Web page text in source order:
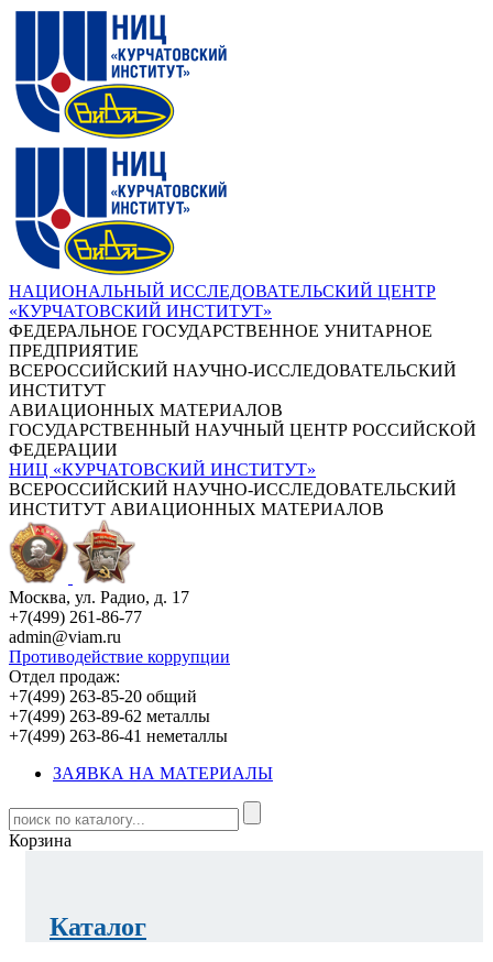
НАЦИОНАЛЬНЫЙ ИССЛЕДОВАТЕЛЬСКИЙ ЦЕНТР
«КУРЧАТОВСКИЙ ИНСТИТУТ»
ФЕДЕРАЛЬНОЕ ГОСУДАРСТВЕННОЕ УНИТАРНОЕ
ПРЕДПРИЯТИЕ
ВСЕРОССИЙСКИЙ НАУЧНО-ИССЛЕДОВАТЕЛЬСКИЙ
ИНСТИТУТ
АВИАЦИОННЫХ МАТЕРИАЛОВ
ГОСУДАРСТВЕННЫЙ НАУЧНЫЙ ЦЕНТР РОССИЙСКОЙ
ФЕДЕРАЦИИ
НИЦ «КУРЧАТОВСКИЙ ИНСТИТУТ»
ВСЕРОССИЙСКИЙ НАУЧНО-ИССЛЕДОВАТЕЛЬСКИЙ
ИНСТИТУТ АВИАЦИОННЫХ МАТЕРИАЛОВ
Москва, ул. Радио, д. 17
+7(499) 261-86-77
admin@viam.ru
Противодействие коррупции
Отдел продаж:
+7(499) 263-85-20 общий
+7(499) 263-89-62 металлы
+7(499) 263-86-41 неметаллы
ЗАЯВКА НА МАТЕРИАЛЫ
Корзина
Каталог